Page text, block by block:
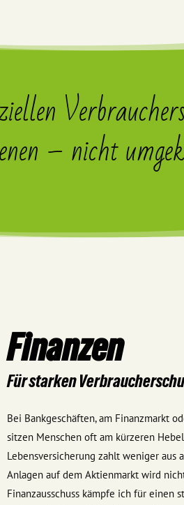
– nicht
Finanzen
Für starken
Bei Bankgeschäften, am Finanzmarkt
sitzen Menschen oft am kürzeren
Lebensversicherung zahlt weniger aus
Anlagen auf dem Aktienmarkt wird
Finanzausschuss kämpfe ich für einen